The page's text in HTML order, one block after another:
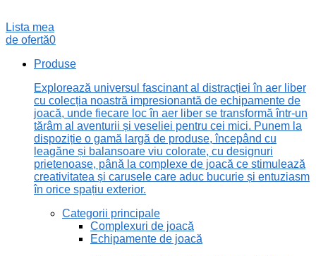
Lista mea
de ofertă0
Produse
Explorează universul fascinant al distracției în aer liber
cu colecția noastră impresionantă de echipamente de
joacă, unde fiecare loc în aer liber se transformă într-un
tărâm al aventurii și veseliei pentru cei mici. Punem la
dispoziție o gamă largă de produse, începând cu
leagăne și balansoare viu colorate, cu designuri
prietenoase, până la complexe de joacă ce stimulează
creativitatea și carusele care aduc bucurie și entuziasm
în orice spațiu exterior.
Categorii principale
Complexuri de joacă
Echipamente de joacă